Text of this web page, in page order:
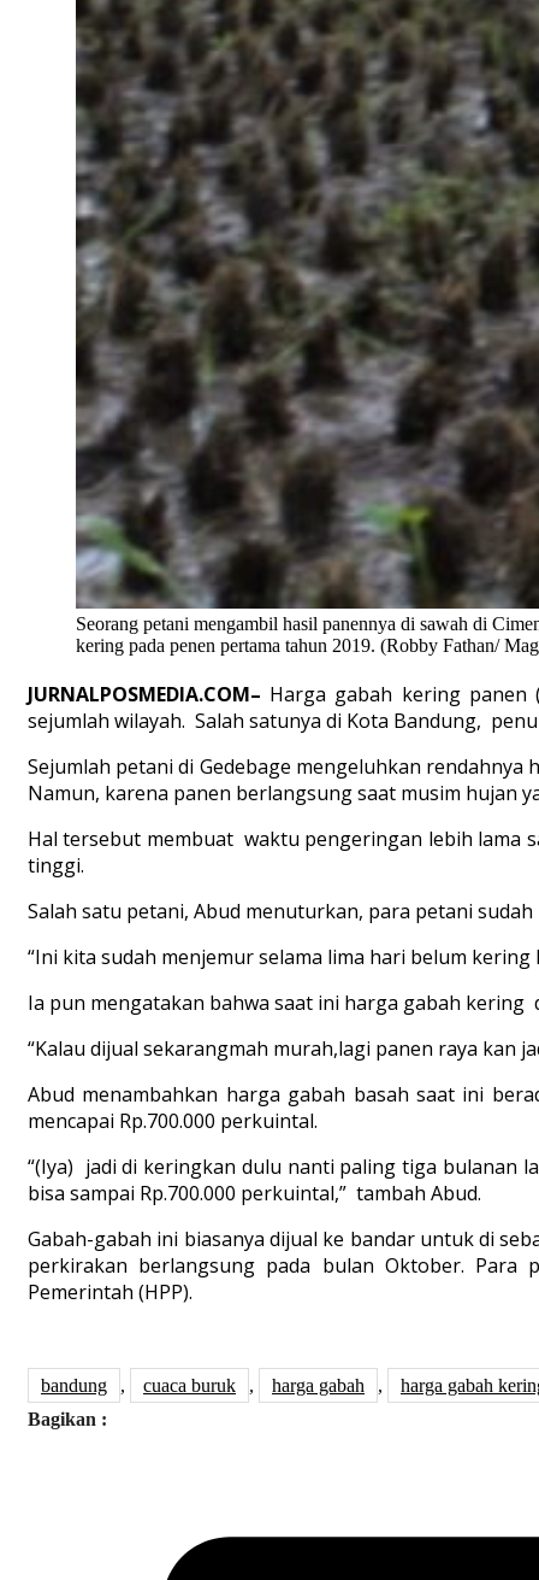
Seorang petani mengambil hasil panennya di sawah di
kering pada penen pertama tahun 2019. (Robby Fathan/
JURNALPOSMEDIA.COM– Harga gabah kering panen
sejumlah wilayah. Salah satunya di Kota Bandung,
Sejumlah petani di Gedebage mengeluhkan
Namun, karena panen berlangsung saat musim hujan
Hal tersebut membuat waktu pengeringan lebih lama
tinggi.
Salah satu petani, Abud menuturkan, para petani
“Ini kita sudah menjemur selama lima hari belum
Ia pun mengatakan bahwa saat ini harga gabah kering
“Kalau dijual sekarangmah murah,lagi panen raya kan
Abud menambahkan harga gabah basah saat ini
mencapai Rp.700.000 perkuintal.
“(Iya) jadi di keringkan dulu nanti paling tiga bulanan
bisa sampai Rp.700.000 perkuintal,” tambah Abud.
Gabah-gabah ini biasanya dijual ke bandar untuk di
perkirakan berlangsung pada bulan Oktober.
Pemerintah (HPP).
bandung , cuaca buruk , harga gabah ,
harga gabah
Bagikan :